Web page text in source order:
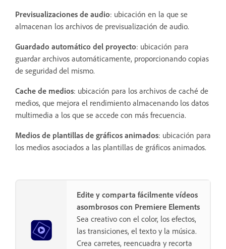
Previsualizaciones de audio: ubicación en la que se
almacenan los archivos de previsualización de audio.
Guardado automático del proyecto: ubicación para
guardar archivos automáticamente, proporcionando copias
de seguridad del mismo.
Cache de medios: ubicación para los archivos de caché de
medios, que mejora el rendimiento almacenando los datos
multimedia a los que se accede con más frecuencia.
Medios de plantillas de gráficos animados: ubicación para
los medios asociados a las plantillas de gráficos animados.
Edite y comparta fácilmente vídeos
asombrosos con Premiere Elements
Sea creativo con el color, los efectos,
las transiciones, el texto y la música.
Crea carretes, reencuadra y recorta